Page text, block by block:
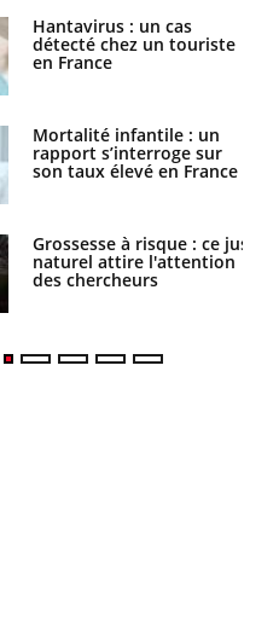
Hantavirus : un cas
détecté chez un touriste
en France
Mortalité infantile : un
rapport s’interroge sur
son taux élevé en France
Grossesse à risque : ce jus
naturel attire l'attention
des chercheurs